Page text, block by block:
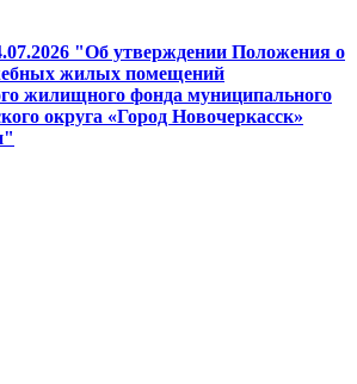
"Об утверждении Положения о
жилых помещений
жилищного фонда муниципального
округа «Город Новочеркасск»